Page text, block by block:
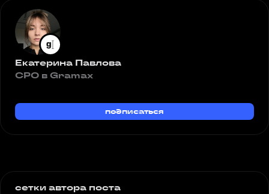
Екатерина Павлова
CPO в Gramax
подписаться
сетки автора поста